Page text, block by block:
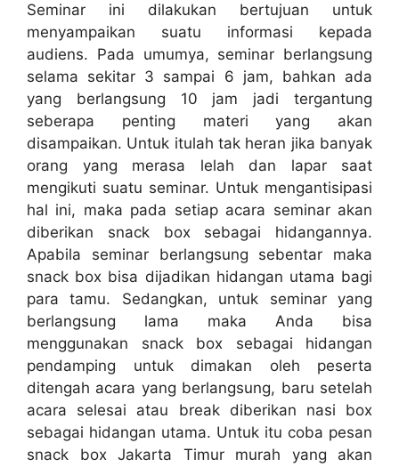
Seminar ini dilakukan bertujuan untuk
menyampaikan suatu informasi kepada
audiens. Pada umumya, seminar berlangsung
selama sekitar 3 sampai 6 jam, bahkan ada
yang berlangsung 10 jam jadi tergantung
seberapa penting materi yang akan
disampaikan. Untuk itulah tak heran jika banyak
orang yang merasa lelah dan lapar saat
mengikuti suatu seminar. Untuk mengantisipasi
hal ini, maka pada setiap acara seminar akan
diberikan snack box sebagai hidangannya.
Apabila seminar berlangsung sebentar maka
snack box bisa dijadikan hidangan utama bagi
para tamu. Sedangkan, untuk seminar yang
berlangsung lama maka Anda bisa
menggunakan snack box sebagai hidangan
pendamping untuk dimakan oleh peserta
ditengah acara yang berlangsung, baru setelah
acara selesai atau break diberikan nasi box
sebagai hidangan utama. Untuk itu coba pesan
snack box Jakarta Timur murah yang akan